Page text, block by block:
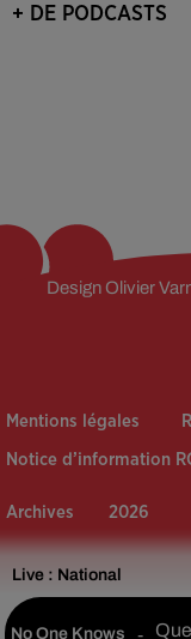
Live : National
No One Knows -
+ DE PODCASTS
Design Olivier
Mentions légales
Notice d’information
Archives 2026